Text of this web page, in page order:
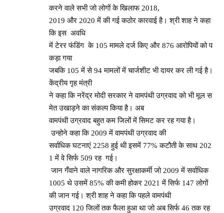
करने वाले सभी जो लोगों के खिलाफ 2018,
2019 और 2020 में की गई कठोर कारवाई है। श्री शाह ने कहा
कि इस अवधि
में टेरर फंडिंग के 105 मामले दर्ज किए और 876 आरोपियों को प
कड़ा गया
जबकि 105 में से 94 मामलों में चार्जशीट भी दायर कर ली गई है।
केंद्रीय गृह मंत्री
ने कहा कि नरेंद्र मोदी सरकार ने वामपंथी उग्रवाद को भी मूल स
मेत उखाड़ने का संकल्प किया है। अब
वामपंथी उग्रवाद बहुत कम जिलों में सिमट कर रह गया है।
उन्होने कहा कि 2009 में वामपंथी उग्रवाद की
सर्वाधिक घटनाएं 2258 हुई थी इसमें 77% कटौती के साथ 202
1 में वे सिर्फ 509 रह गई।
जान गँवाने वाले नागरिक और सुरक्षाकर्मी जो 2009 में सर्वाधिक
1005 थे उसमें 85% की कमी होकर 2021 में सिर्फ 147 लोगों
की जान गई। श्री शाह ने कहा कि पहले वामपंथी
उग्रवाद 120 जिलों तक फैला हुआ था जो अब सिर्फ 46 तक रह